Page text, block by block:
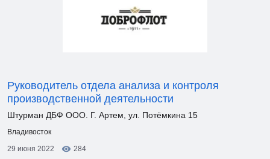
Руководитель отдела анализа и контроля
производственной деятельности
Штурман ДБФ ООО. Г. Артем, ул. Потёмкина 15
Владивосток
29 июня 2022
284